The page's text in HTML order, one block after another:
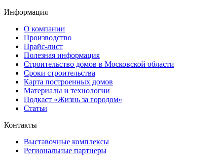
Информация
О компании
Производство
Прайс-лист
Полезная информация
Строительство домов в Московской области
Сроки строительства
Карта построенных домов
Материалы и технологии
Подкаст «Жизнь за городом»
Статьи
Контакты
Выставочные комплексы
Региональные партнеры